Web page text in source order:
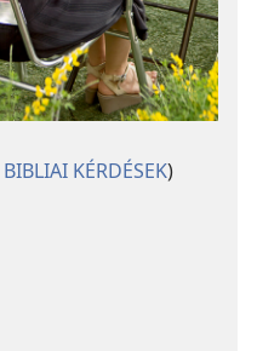
BIBLIAI KÉRDÉSEK)